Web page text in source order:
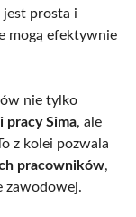
jest prosta i
mogą efektywnie
nie tylko
pracy Sima, ale
z kolei pozwala
pracowników,
zawodowej.